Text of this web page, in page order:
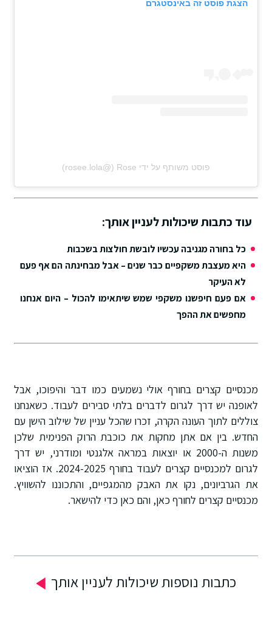
הצגת פוסט זה באינסטגרם
פוסט משותף על ידי ‏‎Rose‎‏ (@‏‎rosee.lola‎‏)
עוד כתבות שיכולות לעניין אותך:
כל בחורה מגניבה עכשיו לובשת חולצות בשכבות
היא מעצבת משקפיים כבר שנים – אבל מבחינתה הם אף פעם
לא העיקר
אם פעם חיפשנו משקפי שמש שיתאימו להכול – היום אנחנו
מחפשים את ההפך
מכנסיים קצרים בחורף אולי נשמעים כמו דבר והיפוכו, אבל
לאופנה יש דרך לגרום לדברים בלתי סבירים לעבוד. כשאנחנו
צוללים לתוך העונה הקרה, זכרו שהכל עניין של שילוב הישן עם
החדש. בין אם אתן מחקות את כוכבת הרוק הפנימית שלכן
משנות ה-2000 או יוצאות במראה אלגנטי ומודרני, יש דרך
לגרום למכנסיים קצרים לעבוד בחורף 2024-2025. אז הוציאו
את הגרביונים, נקו את האבק מהמגפיים, והתכוננו להשוויץ.
מכנסיים קצרים לחורף כאן, והם כאן כדי להישאר.
כתבות נוספות שיכולות לעניין אותך